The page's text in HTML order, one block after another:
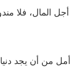
المال، فلا
أن يجد دنيا